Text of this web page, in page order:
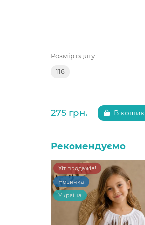
Розмір одягу
116
275 грн. В кошик
Рекомендуємо
Хіт продажів!
Новинка
Україна